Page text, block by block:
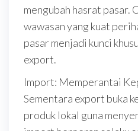
mengubah hasrat pasar.
wawasan yang kuat
pasar menjadi kunci
export.
Import: Memperantai
Sementara export buka
produk lokal guna